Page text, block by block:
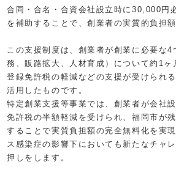
合同・合名・合資会社設立時に30,000 円
を補助することで、創業者の実質的負担
この支援制度は、創業者が創業に必要な4
務、販路拡大、人材育成）について約 1ヶ
登録免許税の軽減などの支援が受けられ
活用したものです。
特定創業支援等事業では、創業者が会社
免許税の半額軽減を受けられ、福岡市が
することで実質負担額の完全無料化を実
ス感染症の影響下においても新たなチャ
押しをします。